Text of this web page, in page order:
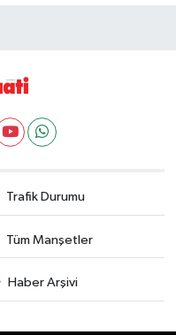
Trafik Durumu
Tüm Manşetler
Haber Arşivi